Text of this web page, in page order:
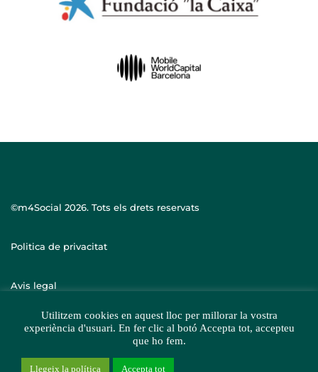
©m4Social 2026. Tots els drets reservats
Politica de privacitat
Avis legal
Utilitzem cookies en aquest lloc per millorar la vostra
experiència d'usuari. En fer clic al botó Accepta tot, accepteu
que ho fem.
Llegeix la política Accepta tot